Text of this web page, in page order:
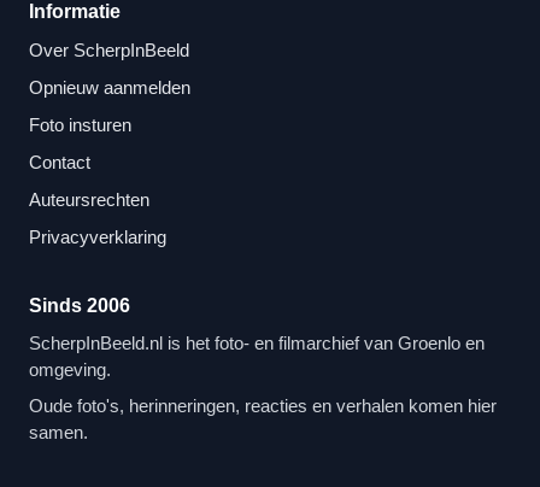
Informatie
Over ScherpInBeeld
Opnieuw aanmelden
Foto insturen
Contact
Auteursrechten
Privacyverklaring
Sinds 2006
ScherpInBeeld.nl is het foto- en filmarchief van Groenlo en
omgeving.
Oude foto's, herinneringen, reacties en verhalen komen hier
samen.